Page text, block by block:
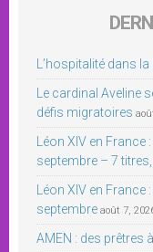
L’hospitalité dans la
Le cardinal Aveline
défis migratoires
Léon XIV en France
septembre – 7
Léon XIV en France
septembre août 7,
AMEN : des prêtres